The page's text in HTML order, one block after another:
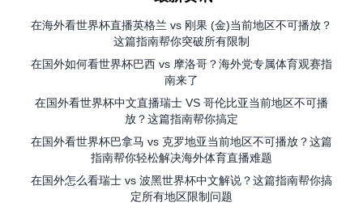
在海外看世界杯直播英格兰 vs 刚果 (金)当前地区不可播放？
这篇指南帮你突破所有限制
在国外如何看世界杯巴西 vs 摩洛哥？海外党专属体育观赛指
南来了
在国外看世界杯中文直播瑞士 VS 哥伦比亚当前地区不可播
放？这篇指南帮你搞定
在国外看世界杯巴拿马 vs 克罗地亚当前地区不可播放？这篇
指南帮你轻松解决海外体育直播难题
在国外怎么看瑞士 vs 波黑世界杯中文解说？这篇指南帮你搞
定所有地区限制问题